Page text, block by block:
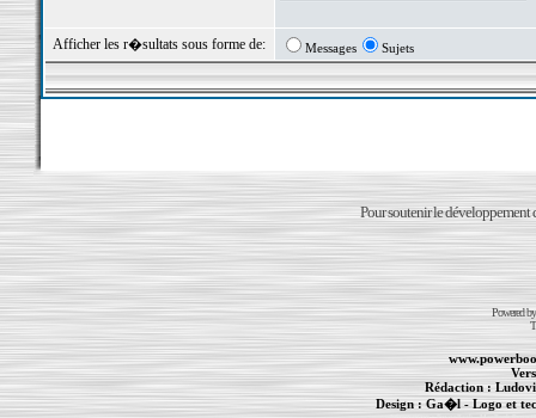
Afficher les r�sultats sous forme de: Messages Sujets
Pour soutenir le développement
Powered
Rédaction :
Design : Ga�l- Logo et